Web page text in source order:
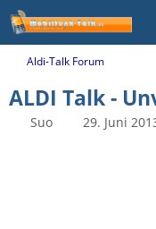
Aldi-Talk Forum
ALDI Talk -
Suo 29. Juni